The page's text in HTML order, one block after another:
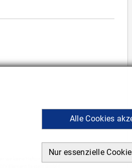
Alle Cookies
Nur essenzielle